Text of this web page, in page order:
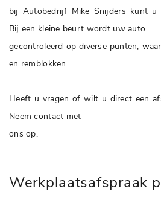
bij Autobedrijf Mike Snijders kunt u
Bij een kleine beurt wordt uw auto
gecontroleerd op diverse punten,
en remblokken.
Heeft u vragen of wilt u direct een
Neem contact met
ons op.
Werkplaatsafspraak